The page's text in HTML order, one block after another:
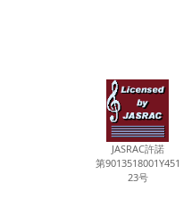
JASRAC許諾
第9013518001Y451
23号